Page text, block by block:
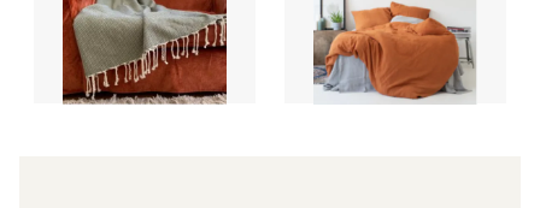
Decken Bettdecken